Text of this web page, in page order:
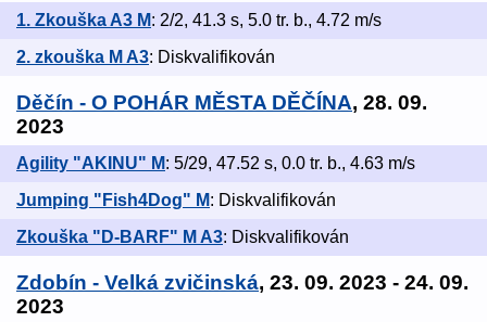
1. Zkouška A3 M: 2/2, 41.3 s, 5.0 tr. b., 4.72 m/s
2. zkouška M A3: Diskvalifikován
Děčín - O POHÁR MĚSTA DĚČÍNA, 28. 09.
2023
Agility "AKINU" M: 5/29, 47.52 s, 0.0 tr. b., 4.63 m/s
Jumping "Fish4Dog" M: Diskvalifikován
Zkouška "D-BARF" M A3: Diskvalifikován
Zdobín - Velká zvičinská, 23. 09. 2023 - 24. 09.
2023